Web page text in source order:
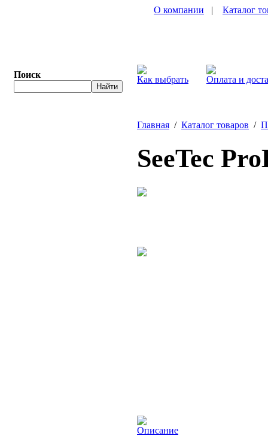
Поиск
О компании | Каталог
Как выбрать Оплата и
Главная / Каталог товаров /
SeeTec
Описание